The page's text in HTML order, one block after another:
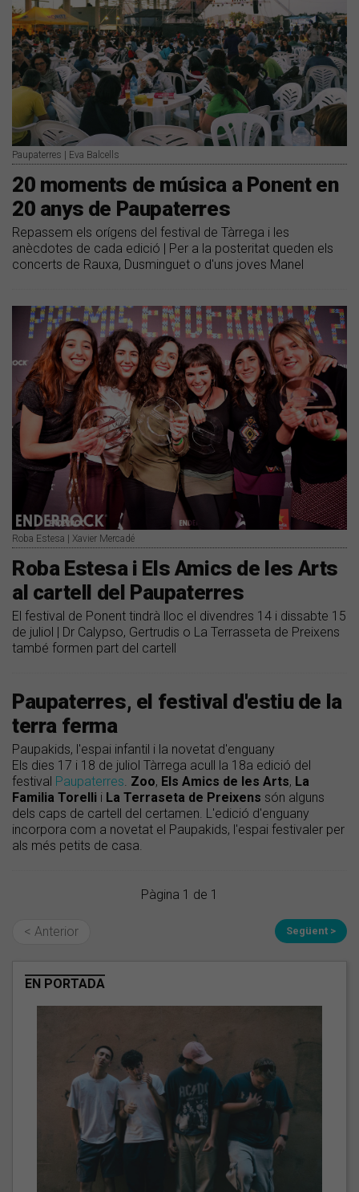
Paupaterres | Eva Balcells
20 moments de música a Ponent en
20 anys de Paupaterres
Repassem els orígens del festival de Tàrrega i les
anècdotes de cada edició | Per a la posteritat queden els
concerts de Rauxa, Dusminguet o d'uns joves Manel
Roba Estesa | Xavier Mercadé
Roba Estesa i Els Amics de les Arts
al cartell del Paupaterres
El festival de Ponent tindrà lloc el divendres 14 i dissabte 15
de juliol | Dr Calypso, Gertrudis o La Terrasseta de Preixens
també formen part del cartell
Paupaterres, el festival d'estiu de la
terra ferma
Paupakids, l'espai infantil i la novetat d'enguany
Els dies 17 i 18 de juliol Tàrrega acull la 18a edició del
festival Paupaterres Zoo, Els Amics de les Arts, La
Familia Torelli i La Terraseta de Preixens són alguns
dels caps de cartell del certamen. L'edició d'enguany
incorpora com a novetat el Paupakids, l'espai festivaler per
als més petits de casa.
Pàgina 1 de 1
< Anterior Següent >
EN PORTADA